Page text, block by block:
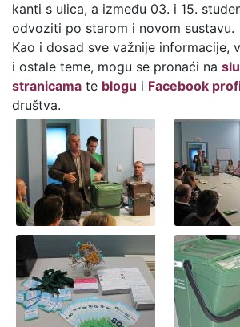
kanti s ulica, a između 03. i 15.
odvoziti po starom i novom sustavu.
Kao i dosad sve važnije informacije,
i ostale teme, mogu se pronaći na
stranicama te blogu i Facebook
društva.